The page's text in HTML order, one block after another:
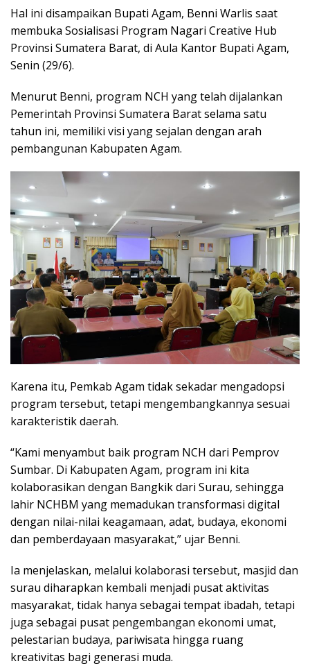
Hal ini disampaikan Bupati Agam, Benni Warlis saat
membuka Sosialisasi Program Nagari Creative Hub
Provinsi Sumatera Barat, di Aula Kantor Bupati Agam,
Senin (29/6).
Menurut Benni, program NCH yang telah dijalankan
Pemerintah Provinsi Sumatera Barat selama satu
tahun ini, memiliki visi yang sejalan dengan arah
pembangunan Kabupaten Agam.
Karena itu, Pemkab Agam tidak sekadar mengadopsi
program tersebut, tetapi mengembangkannya sesuai
karakteristik daerah.
“Kami menyambut baik program NCH dari Pemprov
Sumbar. Di Kabupaten Agam, program ini kita
kolaborasikan dengan Bangkik dari Surau, sehingga
lahir NCHBM yang memadukan transformasi digital
dengan nilai-nilai keagamaan, adat, budaya, ekonomi
dan pemberdayaan masyarakat,” ujar Benni.
Ia menjelaskan, melalui kolaborasi tersebut, masjid dan
surau diharapkan kembali menjadi pusat aktivitas
masyarakat, tidak hanya sebagai tempat ibadah, tetapi
juga sebagai pusat pengembangan ekonomi umat,
pelestarian budaya, pariwisata hingga ruang
kreativitas bagi generasi muda.